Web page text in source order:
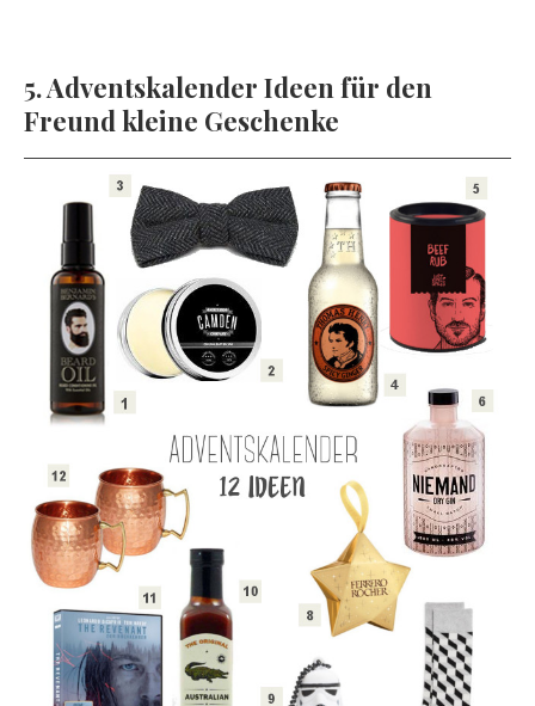
5. Adventskalender Ideen für den
Freund kleine Geschenke